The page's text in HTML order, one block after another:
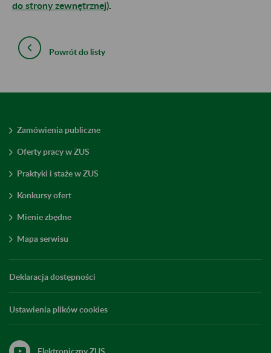
do strony zewnętrznej)
Powrót do listy
Zamówienia publiczne
Oferty pracy w ZUS
Praktyki i staże w ZUS
Konkursy ofert
Mienie zbędne
Mapa serwisu
Deklaracja dostępności
Ustawienia plików cookies
Elektroniczny ZUS